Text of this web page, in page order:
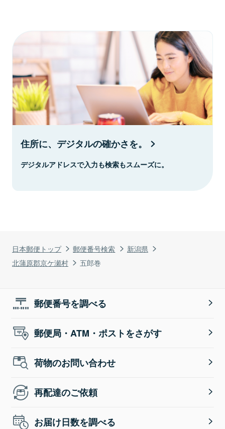
日本郵便トップ 郵便番号検索
新潟県
北蒲原郡京ケ瀬村
五郎巻
住所に、デジタルの確かさを。
デジタルアドレスで入力も検索もスムーズに。
郵便番号を調べる
郵便局・ATM・ポストをさがす
荷物のお問い合わせ
再配達のご依頼
お届け日数を調べる